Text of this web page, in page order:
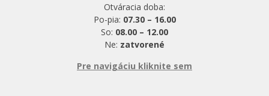
Otváracia doba:
Po-pia: 07.30 – 16.00
So: 08.00 – 12.00
Ne: zatvorené
Pre navigáciu kliknite sem